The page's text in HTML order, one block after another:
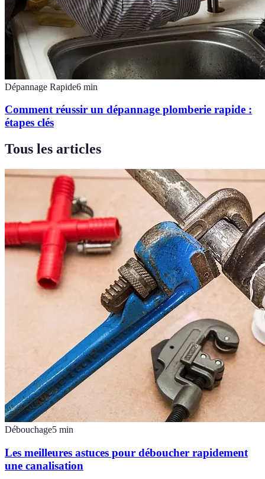
Dépannage Rapide6 min
Comment réussir un dépannage plomberie rapide :
étapes clés
Tous les articles
Débouchage5 min
Les meilleures astuces pour déboucher rapidement
une canalisation